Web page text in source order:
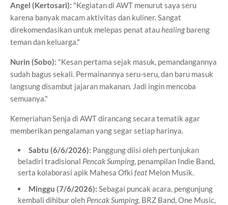
Angel (Kertosari): "Kegiatan di AWT menurut saya seru
karena banyak macam aktivitas dan kuliner. Sangat
direkomendasikan untuk melepas penat atauhealingbareng
teman dan keluarga."
Nurin (Sobo): "Kesan pertama sejak masuk, pemandangannya
sudah bagus sekali. Permainannya seru-seru, dan baru masuk
langsung disambut jajaran makanan. Jadi ingin mencoba
semuanya."
Kemeriahan Senja di AWT dirancang secara tematik agar
memberikan pengalaman yang segar setiap harinya.
Sabtu (6/6/2026): Panggung diisi oleh pertunjukan
beladiri tradisional Pencak Sumping, penampilan Indie Band,
serta kolaborasi apik Mahesa Ofki feat Melon Musik.
Minggu (7/6/2026): Sebagai puncak acara, pengunjung
kembali dihibur oleh Pencak Sumping, BRZ Band, One Music,